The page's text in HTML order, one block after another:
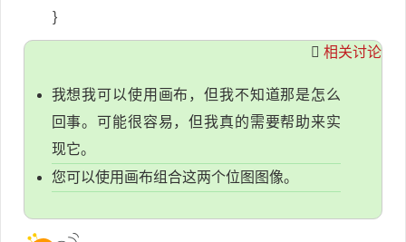
}
相关讨论
我想我可以使用画布，但我不知道那是怎么
回事。可能很容易，但我真的需要帮助来实
现它。
您可以使用画布组合这两个位图图像。